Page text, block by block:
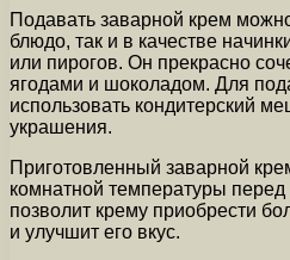
Подавать заварной крем
блюдо, так и в качестве
или пирогов. Он прекрасно
ягодами и шоколадом. Для
использовать кондитерский
украшения.
Приготовленный заварной
комнатной температуры перед
позволит крему приобрести
и улучшит его вкус.